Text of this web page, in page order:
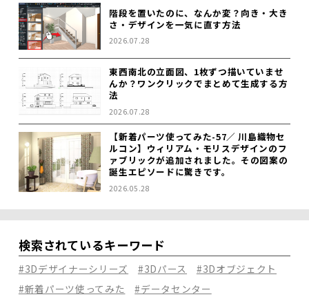
階段を置いたのに、なんか変？向き・大き
さ・デザインを一気に直す方法
2026.07.28
東西南北の立面図、1枚ずつ描いていませ
んか？ワンクリックでまとめて生成する方
法
2026.07.28
【新着パーツ使ってみた-57／ 川島織物セ
ルコン】ウィリアム・モリスデザインのフ
ァブリックが追加されました。その図案の
誕生エピソードに驚きです。
2026.05.28
検索されているキーワード
#3Dデザイナーシリーズ #3Dパース
#3Dオブジェクト
#新着パーツ使ってみた
#データセンター